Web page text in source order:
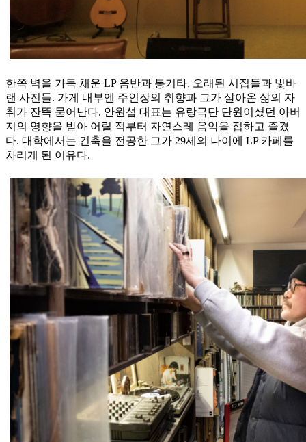
한쪽 벽을 가득 채운 LP 음반과 통기타, 오래된 시집들과 빛바
랜 사진들. 가게 내부엔 주인장의 취향과 그가 살아온 삶의 자
취가 잔뜩 묻어난다. 안원섭 대표는 유랑극단 단원이셨던 아버
지의 영향을 받아 어릴 적부터 자연스레 음악을 접하고 즐겼
다. 대학에서는 건축을 전공한 그가 29세의 나이에 LP 카페를
차리게 된 이유다.